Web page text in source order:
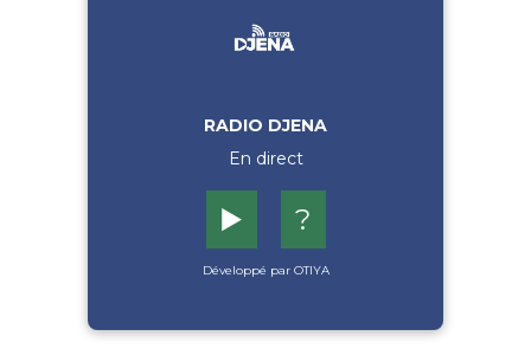
RADIO DJENA
En direct
▶️ ?
Développé par OTIYA